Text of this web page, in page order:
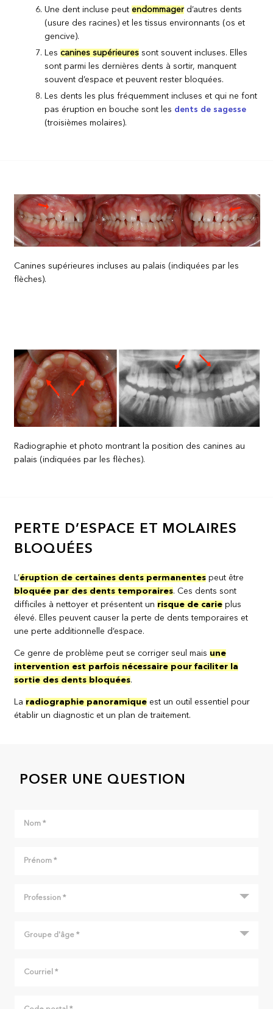
Une dent incluse peut endommagerd’autres dents
(usure des racines) et les tissus environnants (os et
gencive).
Les canines supérieures sont souvent incluses. Elles
sont parmi les dernières dents à sortir, manquent
souvent d’espace et peuvent rester bloquées.
Les dents les plus fréquemment incluses et qui ne font
pas éruption en bouche sont les dents de sagesse
(troisièmes molaires).
Canines supérieures incluses au palais (indiquées par les
flèches).
Radiographie et photo montrant la position des canines au
palais (indiquées par les flèches).
PERTE D’ESPACE ET MOLAIRES
BLOQUÉES
L’éruption de certaines dents permanentes peut être
bloquée par des dents temporaires. Ces dents sont
difficiles à nettoyer et présentent un risque de carie plus
élevé. Elles peuvent causer la perte de dents temporaires et
une perte additionnelle d’espace.
Ce genre de problème peut se corriger seul mais une
intervention est parfois nécessaire pour faciliter la
sortie des dents bloquées.
La radiographie panoramique est un outil essentiel pour
établir un diagnostic et un plan de traitement.
POSER UNE QUESTION